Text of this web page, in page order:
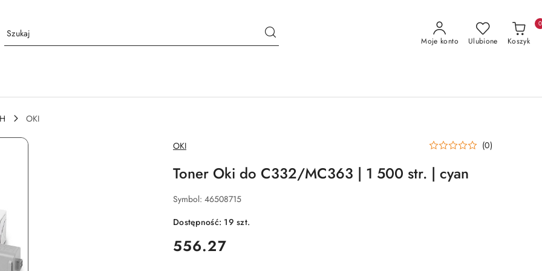
Moje konto Ulubione Koszyk
0
OKI
NAZWA
PRODUCENTA:
OKI (0)
Toner Oki do C332/MC363 | 1 500 str. | cyan
Symbol: 46508715
Dostępność: 19szt.
cena:
556.27